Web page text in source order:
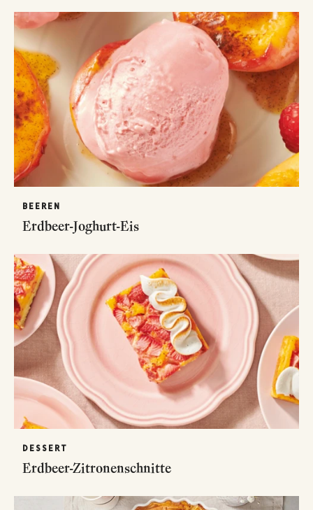
BEEREN
Erdbeer-Joghurt-Eis
DESSERT
Erdbeer-Zitronenschnitte